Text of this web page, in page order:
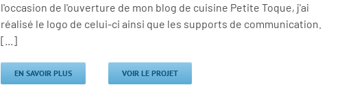
l'occasion de l'ouverture de mon blog de cuisine Petite Toque, j'ai
réalisé le logo de celui-ci ainsi que les supports de communication.
[...]
EN SAVOIR PLUS VOIR LE PROJET